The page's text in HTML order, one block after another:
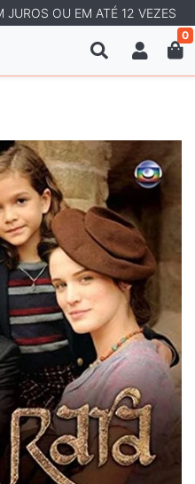
JUROS OU EM ATÉ 12 VEZES
0